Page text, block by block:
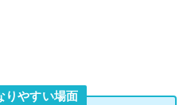
りやすい場面